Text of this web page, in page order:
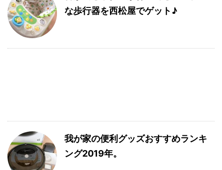
な歩行器を西松屋でゲット♪
我が家の便利グッズおすすめランキ
ング2019年。